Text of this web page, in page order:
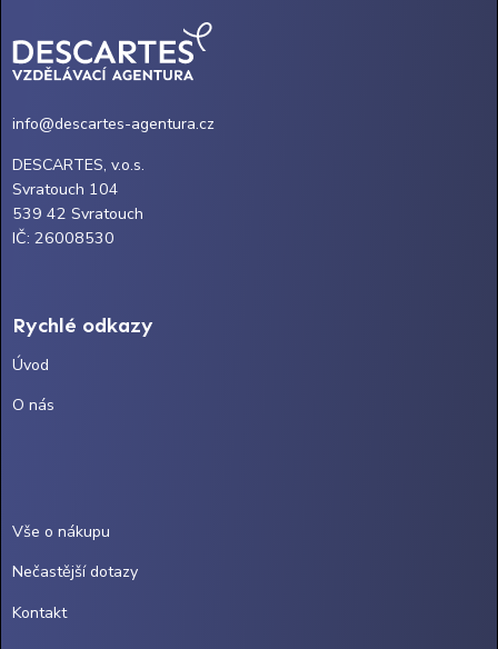
info@descartes-agentura.cz
DESCARTES, v.o.s.
Svratouch 104
539 42 Svratouch
IČ: 26008530
Rychlé odkazy
Úvod
O nás
Vše o nákupu
Nečastější dotazy
Kontakt